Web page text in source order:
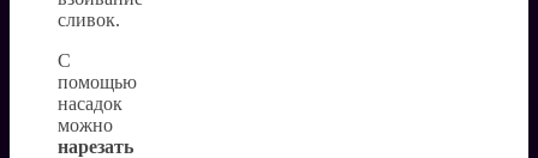
сливок.
С
помощью
насадок
можно
нарезать